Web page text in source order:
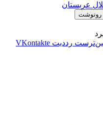
عربستان
رونوشت
‫رددیت ‫VKontakte